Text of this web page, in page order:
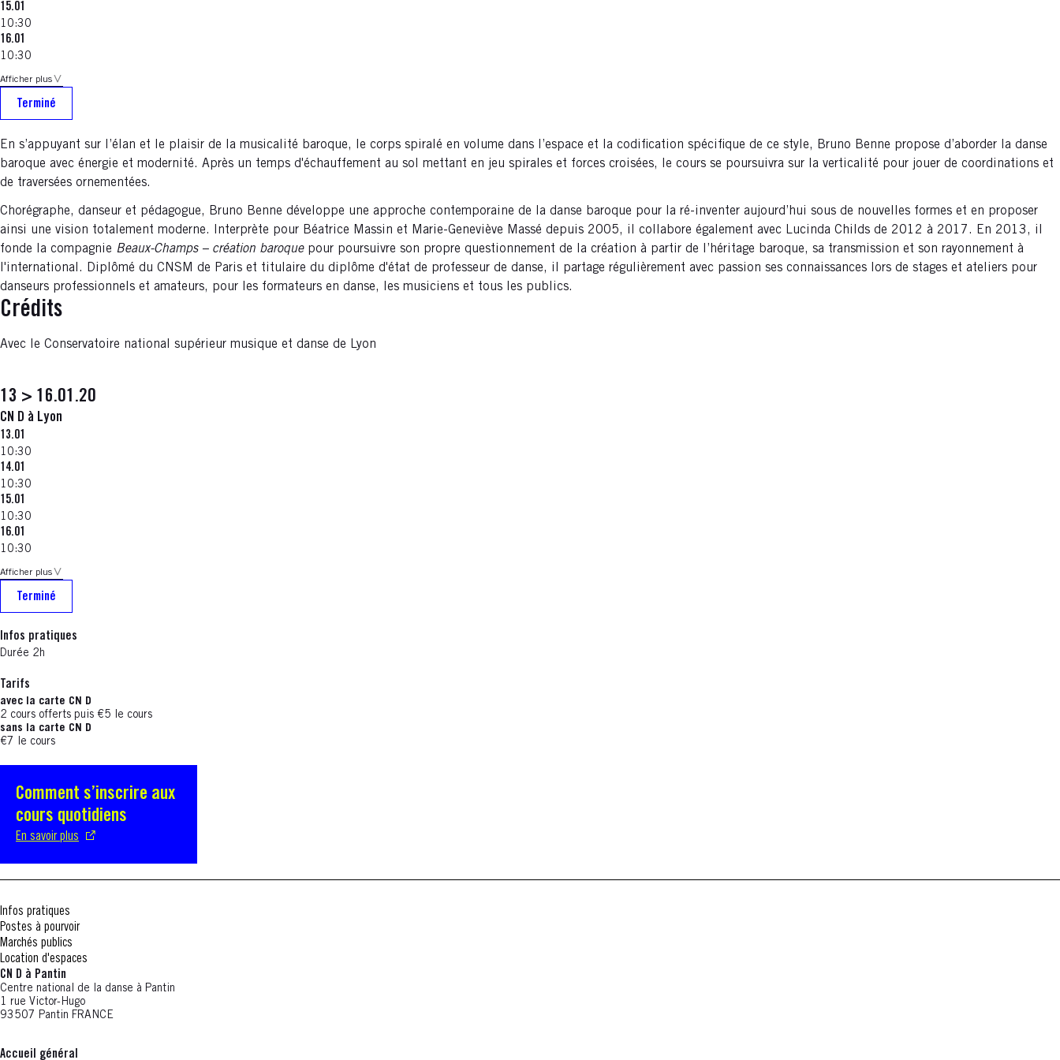
15.01
10:30
16.01
10:30
Afficher plus
Terminé
En s’appuyant sur l’élan et le plaisir de la musicalité baroque, le corps spiralé en volume dans l’espace et la codification spécifique de ce style, Bruno Benne propose d’aborder la danse
baroque avec énergie et modernité. Après un temps d'échauffement au sol mettant en jeu spirales et forces croisées, le cours se poursuivra sur la verticalité pour jouer de coordinations et
de traversées ornementées.
Chorégraphe, danseur et pédagogue, Bruno Benne développe une approche contemporaine de la danse baroque pour la ré-inventer aujourd’hui sous de nouvelles formes et en proposer
ainsi une vision totalement moderne. Interprète pour Béatrice Massin et Marie-Geneviève Massé depuis 2005, il collabore également avec Lucinda Childs de 2012 à 2017. En 2013, il
fonde la compagnie Beaux-Champs – création baroque pour poursuivre son propre questionnement de la création à partir de l’héritage baroque, sa transmission et son rayonnement à
l'international. Diplômé du CNSM de Paris et titulaire du diplôme d'état de professeur de danse, il partage régulièrement avec passion ses connaissances lors de stages et ateliers pour
danseurs professionnels et amateurs, pour les formateurs en danse, les musiciens et tous les publics.
Crédits
Avec le Conservatoire national supérieur musique et danse de Lyon
13 > 16.01.20
CN D à Lyon
13.01
10:30
14.01
10:30
15.01
10:30
16.01
10:30
Afficher plus
Terminé
Infos pratiques
Durée 2h
Tarifs
avec la carte CN D
2 cours offerts puis €5 le cours
sans la carte CN D
€7 le cours
Comment s’inscrire aux
cours quotidiens
En savoir plus
S'ouvre dans une nouvelle fenêtre
Infos pratiques
Postes à pourvoir
Marchés publics
Location d'espaces
CN D à Pantin
Centre national de la danse à Pantin
1 rue Victor-Hugo
93507 Pantin FRANCE
Accueil général